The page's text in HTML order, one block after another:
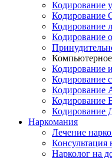
Кодирование
Кодирование
Кодирование
Кодирование
Кодирование
Кодирование
Кодирование
Кодирование
Кодирование
Наркомания
Лечение
Консультация
Нарколог на